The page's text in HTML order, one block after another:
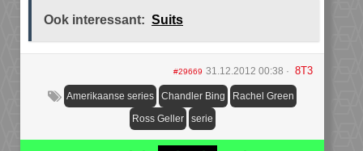
Ook interessant: Suits
#29669 31.12.2012 00:38 8T3
Amerikaanse series Chandler Bing Rachel Green
Ross Geller serie